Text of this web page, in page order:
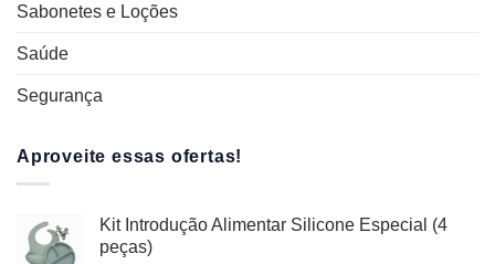
Sabonetes e Loções
Saúde
Segurança
Aproveite essas ofertas!
Kit Introdução Alimentar Silicone Especial (4
peças)